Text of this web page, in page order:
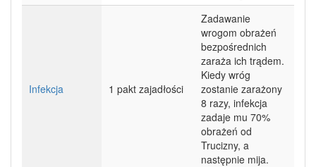
Infekcja 1 pakt zajadłości
Zadawanie
wrogom obrażeń
bezpośrednich
zaraża ich trądem.
Kiedy wróg
zostanie zarażony
8 razy, infekcja
zadaje mu 70%
obrażeń od
Trucizny, a
następnie mija.